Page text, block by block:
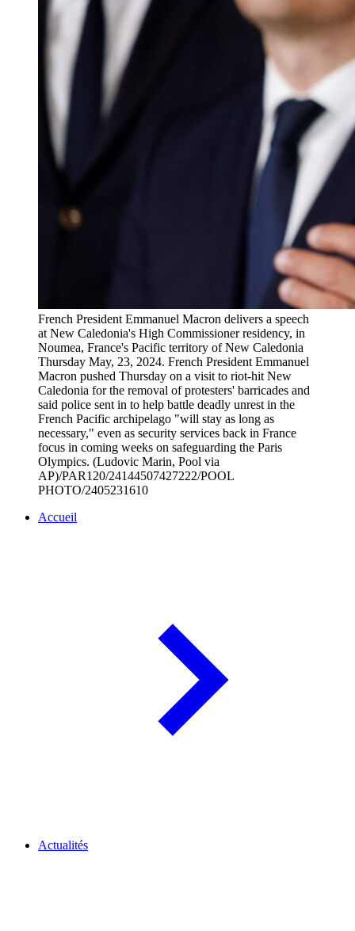
French President Emmanuel Macron delivers a speech
at New Caledonia's High Commissioner residency, in
Noumea, France's Pacific territory of New Caledonia
Thursday May, 23, 2024. French President Emmanuel
Macron pushed Thursday on a visit to riot-hit New
Caledonia for the removal of protesters' barricades and
said police sent in to help battle deadly unrest in the
French Pacific archipelago "will stay as long as
necessary," even as security services back in France
focus in coming weeks on safeguarding the Paris
Olympics. (Ludovic Marin, Pool via
AP)/PAR120/24144507427222/POOL
PHOTO/2405231610
Accueil
Actualités